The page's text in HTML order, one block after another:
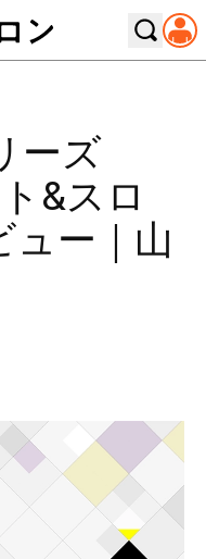
ーズ
&スロ
ュー｜山